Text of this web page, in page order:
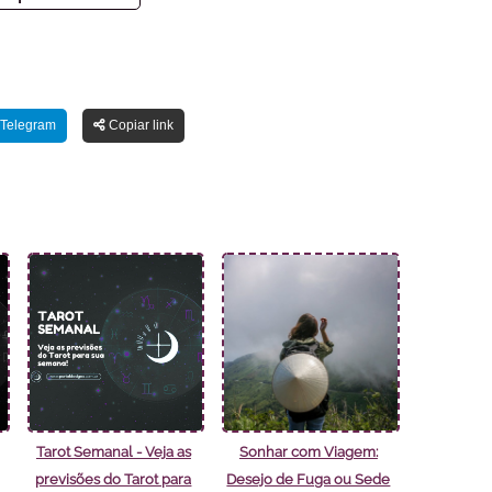
Copiar link
Tarot Semanal - Veja as
previsões do Tarot para
Sonhar com Viagem:
Desejo de Fuga ou Sede